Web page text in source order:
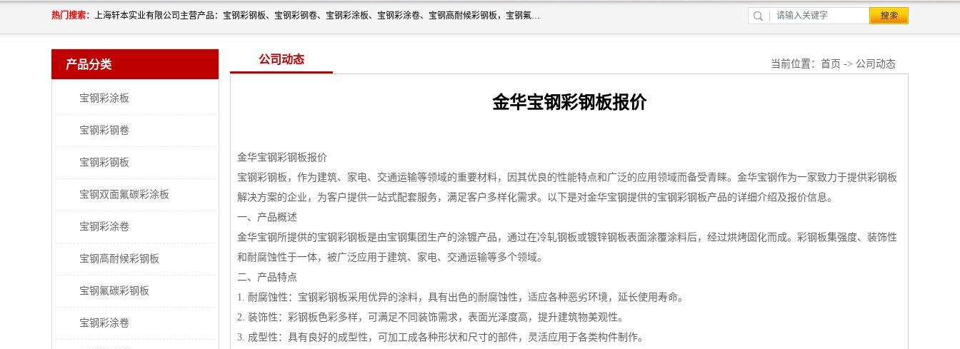
热门搜索： 上海轩本实业有限公司主营产品：宝钢彩钢板、宝钢彩钢卷、宝钢彩涂板、宝钢彩涂卷、宝钢高耐候彩钢板，宝钢氟碳彩钢板。是一家集钢铁贸易，物流、加工为一体的产业全配套公司。
产品分类
宝钢彩涂板
宝钢彩钢卷
宝钢彩钢板
宝钢双面氟碳彩涂板
宝钢彩涂卷
宝钢高耐候彩钢板
宝钢氟碳彩钢板
宝钢彩涂卷
公司动态 当前位置： 首页 -> 公司动态
金华宝钢彩钢板报价
金华宝钢彩钢板报价
宝钢彩钢板，作为建筑、家电、交通运输等领域的重要材料，因其优良的性能特点和广泛的应用领域而备受青睐。金华宝钢作为一家致力于提供彩钢板
解决方案的企业，为客户提供一站式配套服务，满足客户多样化需求。以下是对金华宝钢提供的宝钢彩钢板产品的详细介绍及报价信息。
一、产品概述
金华宝钢所提供的宝钢彩钢板是由宝钢集团生产的涂镀产品，通过在冷轧钢板或镀锌钢板表面涂覆涂料后，经过烘烤固化而成。彩钢板集强度、装饰性
和耐腐蚀性于一体，被广泛应用于建筑、家电、交通运输等多个领域。
二、产品特点
1. 耐腐蚀性：宝钢彩钢板采用优异的涂料，具有出色的耐腐蚀性，适应各种恶劣环境，延长使用寿命。
2. 装饰性：彩钢板色彩多样，可满足不同装饰需求，表面光泽度高，提升建筑物美观性。
3. 成型性：具有良好的成型性，可加工成各种形状和尺寸的部件，灵活应用于各类构件制作。